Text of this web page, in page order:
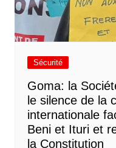
Sécurité
Goma: la
le silence de la
internationale
Beni et Ituri et
la Constitution